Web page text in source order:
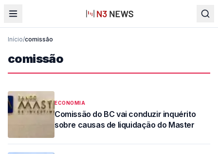
Início/comissão
comissão
ECONOMIA
Comissão do BC vai conduzir inquérito
sobre causas de liquidação do Master